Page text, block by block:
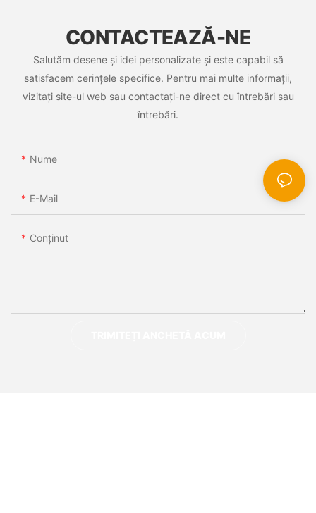
CONTACTEAZĂ-NE
Salutăm desene și idei personalizate și este capabil să
satisfacem cerințele specifice. Pentru mai multe informații,
vizitați site-ul web sau contactați-ne direct cu întrebări sau
întrebări.
Nume
E-Mail
Conţinut